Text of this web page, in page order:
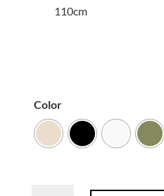
110cm
Color